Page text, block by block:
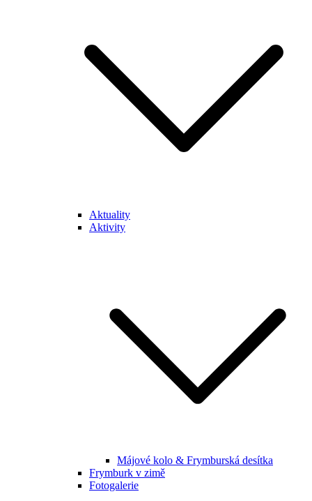
Aktuality
Aktivity
Májové kolo & Frymburská desítka
Frymburk v zimě
Fotogalerie